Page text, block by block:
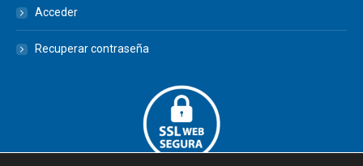
Acceder
Recuperar contraseña